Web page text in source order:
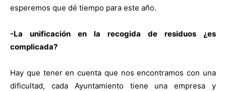
esperemos que dé tiempo para este año.
-La unificación en la recogida de residuos ¿es
complicada?
Hay que tener en cuenta que nos encontramos con una
dificultad, cada Ayuntamiento tiene una empresa y